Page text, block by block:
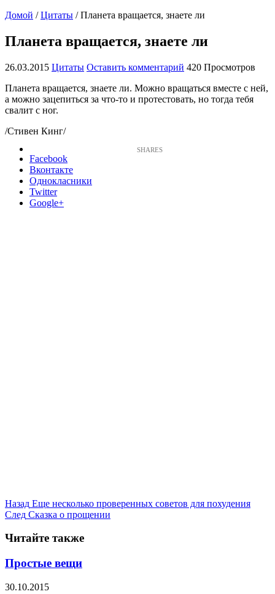
Домой / Цитаты / Планета вращается, знаете ли
Планета вращается, знаете ли
26.03.2015 Цитаты Оставить комментарий 420 Просмотров
Планета вращается, знаете ли. Можно вращаться вместе с ней,
а можно зацепиться за что-то и протестовать, но тогда тебя
свалит с ног.
/Стивен Кинг/
Facebook
Вконтакте
Однокласники
Twitter
Google+
Назад Еще несколько проверенных советов для похудения
След Сказка о прощении
Читайте также
Простые вещи
30.10.2015